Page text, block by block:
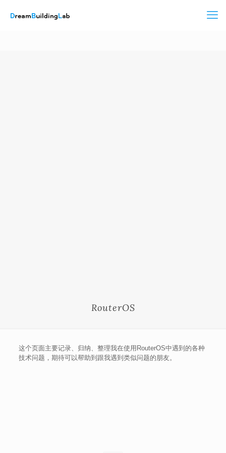
RouterOS
这个页面主要记录、归纳、整理我在使用RouterOS中遇到的各种
技术问题，期待可以帮助到跟我遇到类似问题的朋友。